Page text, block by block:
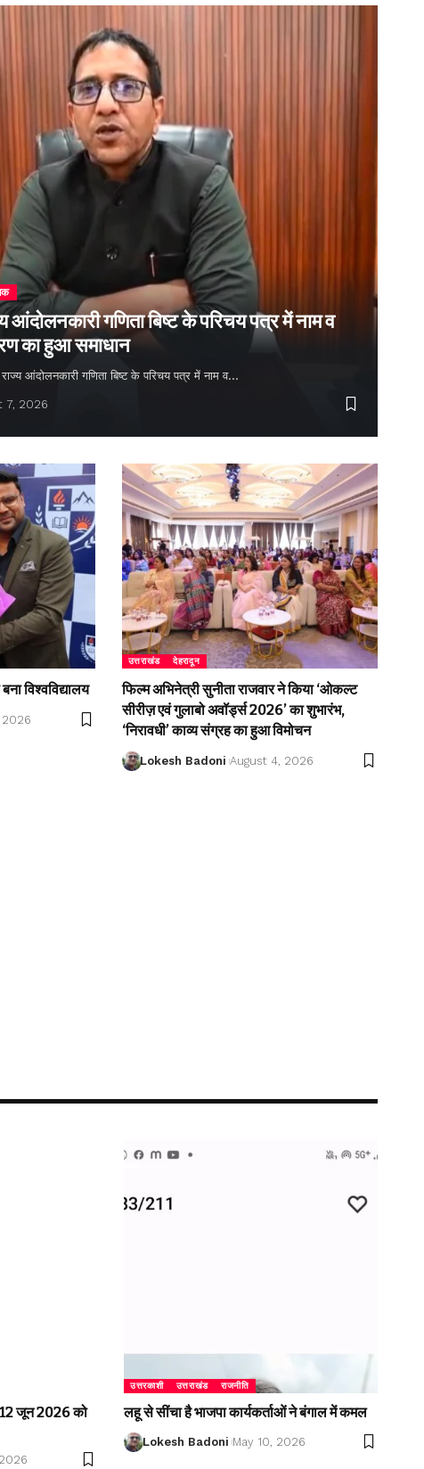
गणिता बिष्ट के परिचय पत्र में नाम व
का हुआ समाधान
राज्य आंदोलनकारी गणिता बिष्ट के परिचय पत्र में नाम व…
7, 2026
विश्वविद्यालय
2026
उत्तराखंड देहरादून
फिल्म अभिनेत्री सुनीता राजवार ने किया ‘ओकल्ट
सीरीज़ एवं गुलाबो अवॉर्ड्स 2026’ का शुभारंभ,
‘निरावधी’ काव्य संग्रह का हुआ विमोचन
Lokesh Badoni August 4, 2026
12 जून 2026 को
उत्तरकाशी उत्तराखंड राजनीति
लहू से सींचा है भाजपा कार्यकर्ताओं ने बंगाल में कमल
Lokesh Badoni May 10, 2026